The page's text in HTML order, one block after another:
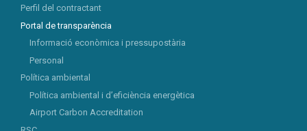
Perfil del contractant
Portal de transparència
Informació econòmica i pressupostària
Personal
Política ambiental
Política ambiental i d’eficiència energètica
Airport Carbon Accreditation